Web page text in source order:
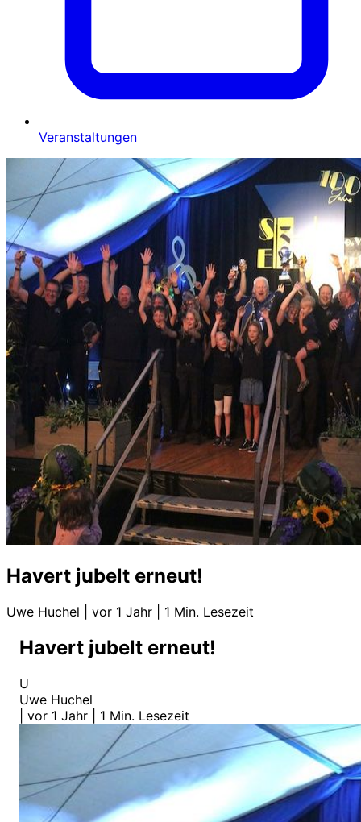
Veranstaltungen
Havert jubelt erneut!
Uwe Huchel vor 1 Jahr 1 Min. Lesezeit
Havert jubelt erneut!
U
Uwe Huchel
vor 1 Jahr 1 Min. Lesezeit